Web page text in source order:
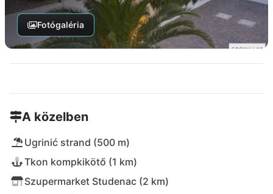
Fotógaléria
A közelben
Ugrinić strand (500 m)
Tkon kompkikötő (1 km)
Szupermarket Studenac (2 km)